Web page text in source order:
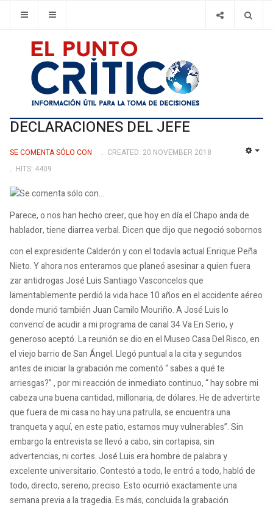
DECLARACIONES DEL JEFE
SE COMENTA SÓLO CON
CREATED: 20 NOVEMBER 2018
HITS: 4409
Parece, o nos han hecho creer, que hoy en día el Chapo anda de
hablador, tiene diarrea verbal. Dicen que dijo que negoció sobornos
con el expresidente Calderón y con el todavía actual Enrique Peña
Nieto. Y ahora nos enteramos que planeó asesinar a quien fuera
zar antidrogas José Luis Santiago Vasconcelos que
lamentablemente perdió la vida hace 10 años en el accidente aéreo
donde murió también Juan Camilo Mouriño. A José Luis lo
convencí de acudir a mi programa de canal 34 Va En Serio, y
generoso aceptó. La reunión se dio en el Museo Casa Del Risco, en
el viejo barrio de San Ángel. Llegó puntual a la cita y segundos
antes de iniciar la grabación me comentó “ sabes a qué te
arriesgas?” , por mi reacción de inmediato continuo, “ hay sobre mi
cabeza una buena cantidad, millonaria, de dólares. He de advertirte
que fuera de mi casa no hay una patrulla, se encuentra una
tranqueta y aquí, en este patio, estamos muy vulnerables”. Sin
embargo la entrevista se llevó a cabo, sin cortapisa, sin
advertencias, ni cortes. José Luis era hombre de palabra y
excelente universitario. Contestó a todo, le entró a todo, habló de
todo, directo, sereno, preciso. Esto ocurrió exactamente una
semana previa a la tragedia. Es más, concluida la grabación